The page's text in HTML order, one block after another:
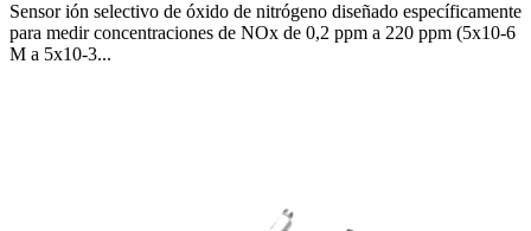
Sensor ión selectivo de óxido de nitrógeno diseñado específicamente
para medir concentraciones de NOx de 0,2 ppm a 220 ppm (5x10-6
M a 5x10-3...